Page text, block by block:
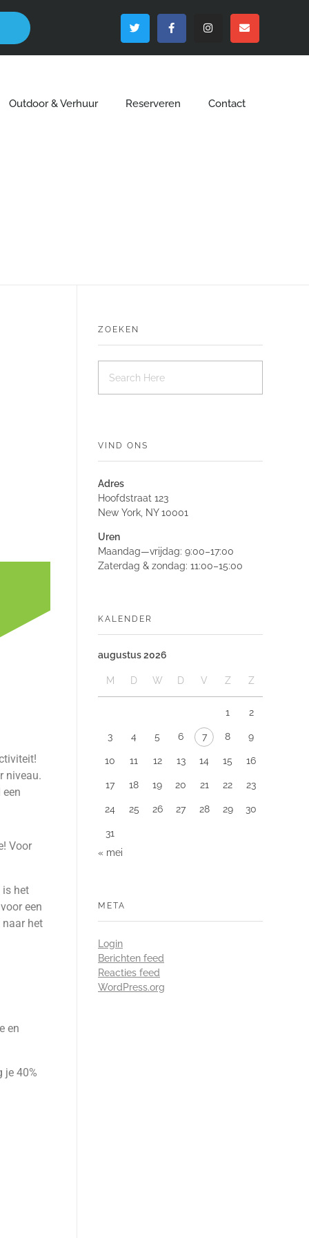
Outdoor & Verhuur Reserveren Contact
niveau.
Voor
is het
een
het
en
je 40%
ZOEKEN
VIND ONS
Adres
Hoofdstraat 123
New York, NY 10001
Uren
Maandag—vrijdag: 9:00–17:00
Zaterdag & zondag: 11:00–15:00
KALENDER
augustus 2026
M D W D V Z Z
1 2
3 4 5 6 7 8 9
10 11 12 13 14 15 16
17 18 19 20 21 22 23
24 25 26 27 28 29 30
31
« mei
META
Login
Berichten feed
Reacties feed
WordPress.org